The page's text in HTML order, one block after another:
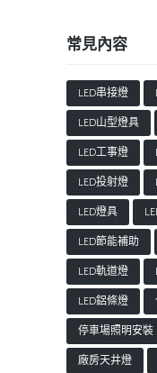
常見內容
LED串接燈
LED山型燈具
LED工事燈
LED投射燈
LED燈具
LED節能補助
LED軌道燈
LED鋁條燈
停車場照明安裝
廠房天井燈